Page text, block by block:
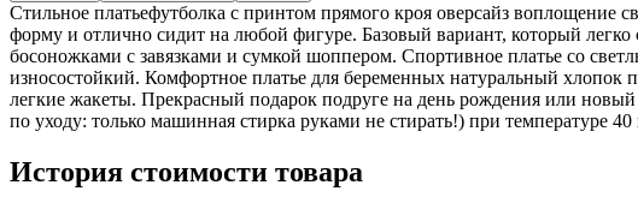
Стильное платьефутболка с принтом прямого кроя оверсайз воплощение
форму и отлично сидит на любой фигуре. Базовый вариант, который
босоножками с завязками и сумкой шоппером. Спортивное платье со
износостойкий. Комфортное платье для беременных натуральный хлопок
легкие жакеты. Прекрасный подарок подруге на день рождения или
по уходу: только машинная стирка руками не стирать!) при температуре 40
История стоимости товара